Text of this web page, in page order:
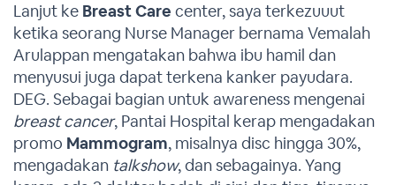
Lanjut ke Breast Care center, saya terkezuuut
ketika seorang Nurse Manager bernama Vemalah
Arulappan mengatakan bahwa ibu hamil dan
menyusui juga dapat terkena kanker payudara.
DEG. Sebagai bagian untuk awareness mengenai
breast cancer, Pantai Hospital kerap mengadakan
promo Mammogram, misalnya disc hingga 30%,
mengadakan talkshow, dan sebagainya. Yang